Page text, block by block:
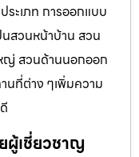
ะเภท การออกแบบ
สวนหน้าบ้าน สวน
ญ่ สวนด้านนอกออก
นที่ต่าง ๆเพิ่มความ
ผู้เชี่ยวชาญ